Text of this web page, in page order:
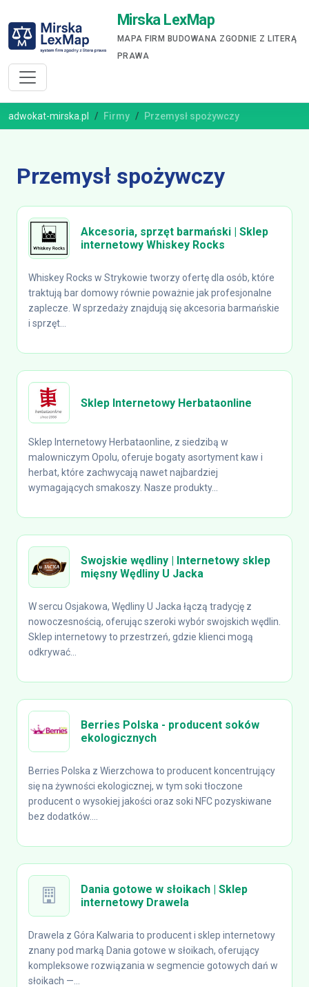
Mirska LexMap
MAPA FIRM BUDOWANA ZGODNIE Z LITERĄ
PRAWA
adwokat-mirska.pl Firmy Przemysł spożywczy
Przemysł spożywczy
Akcesoria, sprzęt barmański | Sklep
internetowy Whiskey Rocks
Whiskey Rocks w Strykowie tworzy ofertę dla osób, które
traktują bar domowy równie poważnie jak profesjonalne
zaplecze. W sprzedaży znajdują się akcesoria barmańskie
i sprzęt...
Sklep Internetowy Herbataonline
Sklep Internetowy Herbataonline, z siedzibą w
malowniczym Opolu, oferuje bogaty asortyment kaw i
herbat, które zachwycają nawet najbardziej
wymagających smakoszy. Nasze produkty...
Swojskie wędliny | Internetowy sklep
mięsny Wędliny U Jacka
W sercu Osjakowa, Wędliny U Jacka łączą tradycję z
nowoczesnością, oferując szeroki wybór swojskich wędlin.
Sklep internetowy to przestrzeń, gdzie klienci mogą
odkrywać...
Berries Polska - producent soków
ekologicznych
Berries Polska z Wierzchowa to producent koncentrujący
się na żywności ekologicznej, w tym soki tłoczone
producent o wysokiej jakości oraz soki NFC pozyskiwane
bez dodatków....
Dania gotowe w słoikach | Sklep
internetowy Drawela
Drawela z Góra Kalwaria to producent i sklep internetowy
znany pod marką Dania gotowe w słoikach, oferujący
kompleksowe rozwiązania w segmencie gotowych dań w
słoikach —...